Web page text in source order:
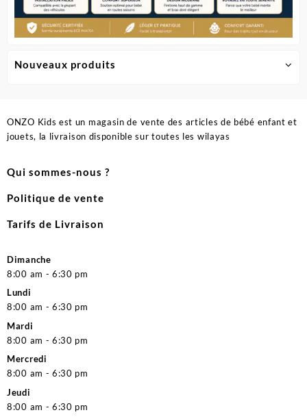
Nouveaux produits
ONZO Kids est un magasin de vente des articles de bébé enfant et
jouets, la livraison disponible sur toutes les wilayas
Qui sommes-nous ?
Politique de vente
Tarifs de Livraison
Dimanche
8:00 am - 6:30 pm
Lundi
8:00 am - 6:30 pm
Mardi
8:00 am - 6:30 pm
Mercredi
8:00 am - 6:30 pm
Jeudi
8:00 am - 6:30 pm